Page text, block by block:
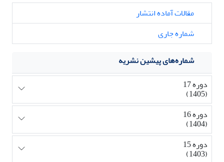
مقالات آماده انتشار
شماره جاری
شماره‌های پیشین نشریه
دوره 17
(1405)
دوره 16
(1404)
دوره 15
(1403)